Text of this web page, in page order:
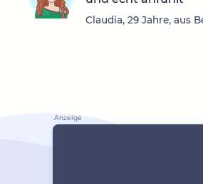
Claudia, 29 Jahre, aus